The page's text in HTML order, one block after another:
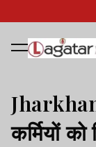
कर्मियों